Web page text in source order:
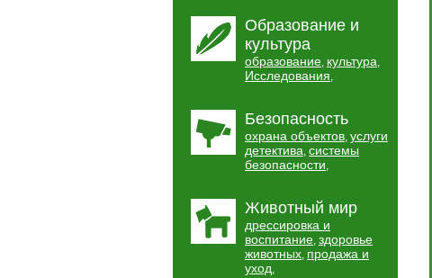
Образование и
культура
образование, культура,
Исследования,
Безопасность
охрана объектов, услуги
детектива, системы
безопасности,
Животный мир
дрессировка и
воспитание, здоровье
животных, продажа и
уход,